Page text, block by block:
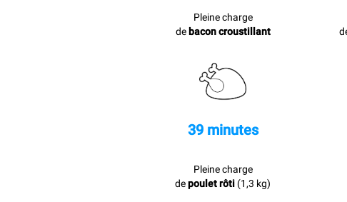
Pleine charge
de bacon croustillant
39 minutes
Pleine charge
depoulet rôti (1,3 kg)